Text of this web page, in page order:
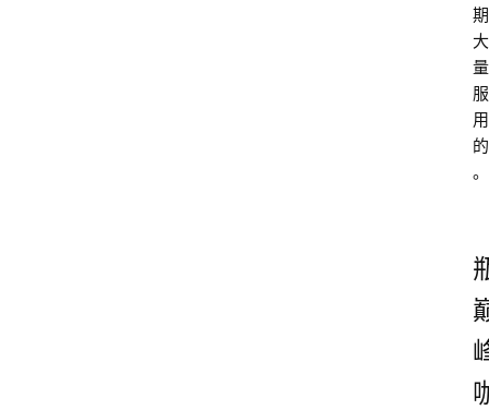
期
大
量
服
用
的
。